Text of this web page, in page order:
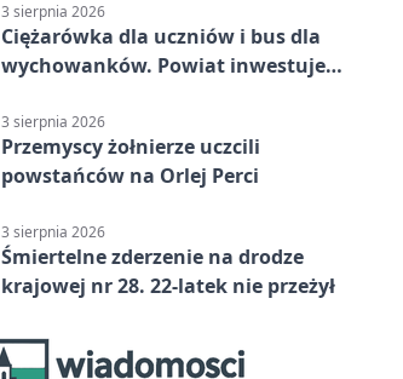
3 sierpnia 2026
Ciężarówka dla uczniów i bus dla
wychowanków. Powiat inwestuje
3 sierpnia 2026
Przemyscy żołnierze uczcili
powstańców na Orlej Perci
3 sierpnia 2026
Śmiertelne zderzenie na drodze
krajowej nr 28. 22-latek nie przeżył